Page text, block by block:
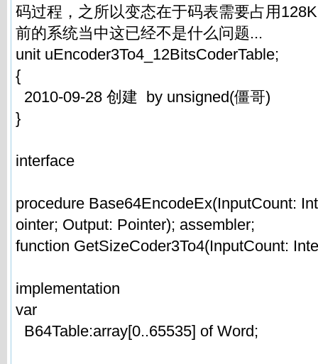
码过程，之所以变态在于码表需要占用
前的系统当中这已经不是什么问题...
unit uEncoder3To4_12BitsCoderTable;
{
2010-09-28 创建 by unsigned(僵哥)
}
interface
procedure Base64EncodeEx(InputCount:
ointer; Output: Pointer); assembler;
function GetSizeCoder3To4(InputCount:
implementation
var
B64Table:array[0..65535] of Word;